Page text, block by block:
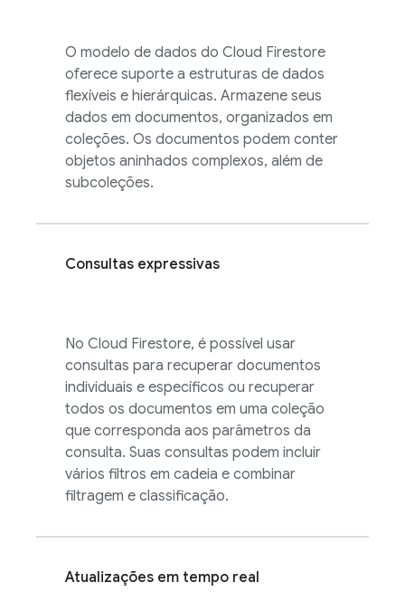
O modelo de dados do Cloud Firestore
oferece suporte a estruturas de dados
flexíveis e hierárquicas. Armazene seus
dados em documentos, organizados em
coleções. Os documentos podem conter
objetos aninhados complexos, além de
subcoleções.
Consultas expressivas
No Cloud Firestore, é possível usar
consultas para recuperar documentos
individuais e específicos ou recuperar
todos os documentos em uma coleção
que corresponda aos parâmetros da
consulta. Suas consultas podem incluir
vários filtros em cadeia e combinar
filtragem e classificação.
Atualizações em tempo real